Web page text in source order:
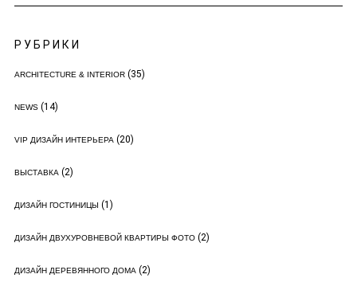
РУБРИКИ
ARCHITECTURE & INTERIOR(35)
NEWS(14)
VIP ДИЗАЙН ИНТЕРЬЕРА(20)
ВЫСТАВКА(2)
ДИЗАЙН ГОСТИНИЦЫ (1)
ДИЗАЙН ДВУХУРОВНЕВОЙ КВАРТИРЫ ФОТО(2)
ДИЗАЙН ДЕРЕВЯННОГО ДОМА(2)